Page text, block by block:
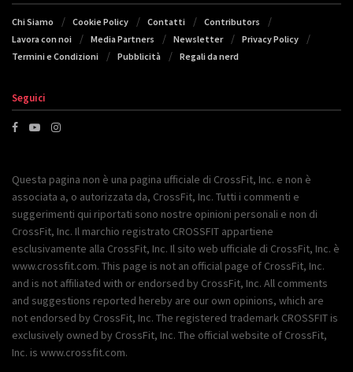
Chi Siamo Cookie Policy Contatti
Contributors
Lavora con noi
Media Partners Newsletter
Privacy Policy
Termini e Condizioni
Pubblicità Regali da nerd
Seguici
Questa pagina non è una pagina ufficiale di CrossFit, Inc. e non è
associata a, o autorizzata da, CrossFit, Inc. Tutti i commenti e
suggerimenti qui riportati sono nostre opinioni personali e non di
CrossFit, Inc. Il marchio registrato CROSSFIT appartiene
esclusivamente alla CrossFit, Inc. Il sito web ufficiale di CrossFit, Inc. è
www.crossfit.com. This page is not an official page of CrossFit, Inc.
and is not affiliated with or endorsed by CrossFit, Inc. All comments
and suggestions reported hereby are our own opinions, which are
not endorsed by CrossFit, Inc. The registered trademark CROSSFIT is
exclusively owned by CrossFit, Inc. The official website of CrossFit,
Inc. is www.crossfit.com.